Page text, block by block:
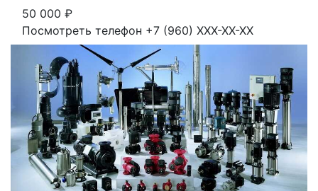
50 000 ₽
Посмотреть телефон +7 (960) XXX-XX-XX